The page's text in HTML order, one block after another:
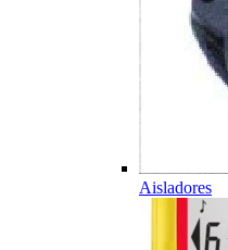
Aisladores